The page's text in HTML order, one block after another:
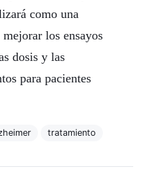
como una
los ensayos
dosis y las
para pacientes
tratamiento